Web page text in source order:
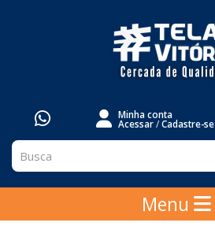
Minha conta
Acessar/Cadastre-se
Menu